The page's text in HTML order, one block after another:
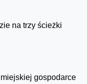
na trzy ścieżki
gospodarce